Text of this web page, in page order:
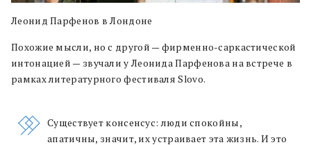
Леонид Парфенов в Лондоне
Похожие мысли, но с другой — фирменно-саркастической
интонацией — звучали у Леонида Парфенова на встрече в
рамках литературного фестиваля Slovo.
Существует консенсус: люди спокойны,
апатичны, значит, их устраивает эта жизнь. И это